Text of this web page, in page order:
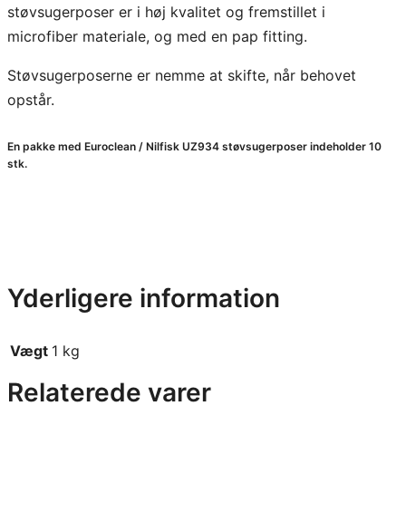
ø
v
u
g
r
–
0
s
t
støvsugerposer er i høj kvalitet og fremstillet i
microfiber materiale, og med en pap fitting.
Støvsugerposerne er nemme at skifte, når behovet
opstår.
En pakke med Euroclean / Nilfisk UZ934 støvsugerposer indeholder 10
stk.
Yderligere information
Vægt 1 kg
Relaterede varer